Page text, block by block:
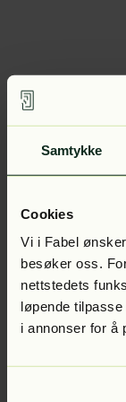
Samtykke
Cookies
Vi i Fabel
besøker oss.
nettstedets
løpende
i annonser for å